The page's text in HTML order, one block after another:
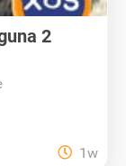
2
1w